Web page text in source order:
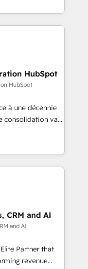
- 40
SXSW,
We have
strategy,
integration,
you
– not an
strategy,
engagements
and
HubSpot
HubSpot
à une décennie
consolidation va
Le
que l'IA est
aucune
: conscience
qui utilise
la symbiose
artificielle.
pour l'augmenter.
cette
CRM and AI
and AI
Partner that
revenue